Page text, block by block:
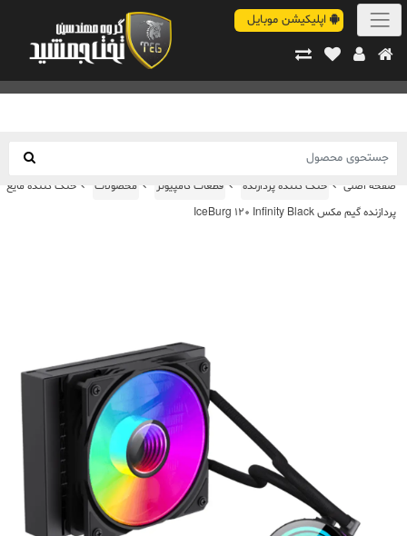
اپلیکیشن موبایل
صفحه اصلی محصولات قطعات کامپیوتر خنک کننده پردازنده
خنک کننده مایع
پردازنده گیم مکس IceBurg 120 Infinity Black